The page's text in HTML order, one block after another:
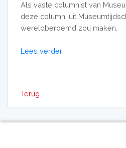
Als vaste columnist van
deze column, uit
wereldberoemd zou maken.
Lees verder
Terug